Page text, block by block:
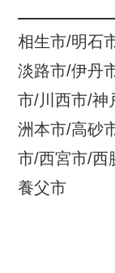
相生市/明石
淡路市/伊丹
市/川西市/神
洲本市/高砂
市/西宮市/西
養父市